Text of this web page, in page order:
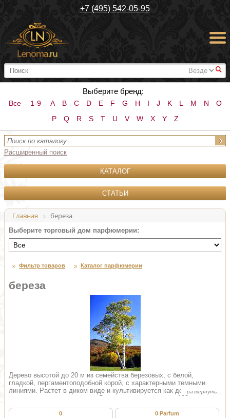
+7 (495) 542-05-95
#
Выберите бренд:
Все 1-9 A B C D E F G H I J K L M N
O
P
Q R S T U V W X Y Z
Расширенный поиск
КАТАЛОГ
СТАТЬИ
Главная береза
Выберите торговый дом парфюмерии:
Фильтр товаров Каталог парфюмерии
береза
Дерево высотой до 20 м из семейства березовых, с белой,
гладкой, пергаментоподобной корой, с характерными темными
линиями. Растет в диком виде и культивируется как декоративное
и озеленительное растение. Всего насчитывается до 120 видов
берез, в России растет около 65 видов, отличающихся друг от
друга некоторыми признаками; в медицине они используются
0 0 Parfum